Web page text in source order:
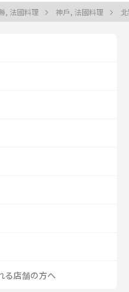
, 法國料理 神戶, 法國料理
る店舗の方へ